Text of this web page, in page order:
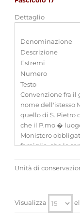
Dettaglio
Denominazione
Descrizione
Estremi
Numero
Testo
Convenzione fra
nome dell'istesso
quello di S. Pietro
che il P.mo �
Monistero
famiglio, che lo
anche la goldita di
Classificazione
Unità di
Visualizza